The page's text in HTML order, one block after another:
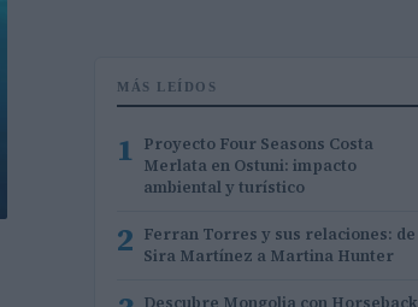
MÁS LEÍDOS
1 Proyecto Four Seasons Costa
Merlata en Ostuni: impacto
ambiental y turístico
2 Ferran Torres y sus relaciones: de
Sira Martínez a Martina Hunter
Descubre Mongolia con Horseback